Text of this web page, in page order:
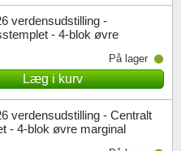
verdensudstilling -
- 4-blok øvre
På lager
Læg i kurv
verdensudstilling - Centralt
- 4-blok øvre marginal